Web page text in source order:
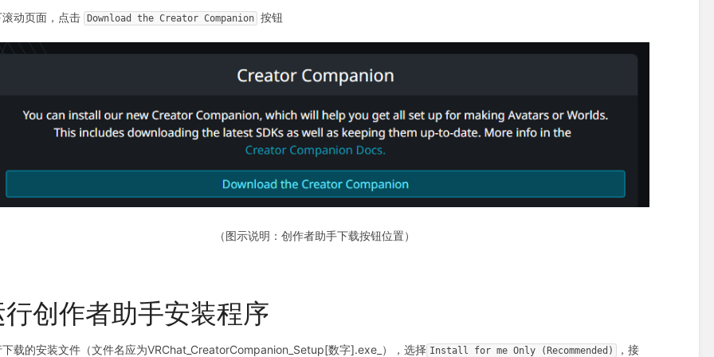
滚动页面，点击 Download the Creator Companion 按钮
（图示说明：创作者助手下载按钮位置）
行创作者助手安装程序​
下载的安装文件（文件名应为VRChat_CreatorCompanion_Setup[数字].exe_），选择 Install for me Only (Recommended)
，接